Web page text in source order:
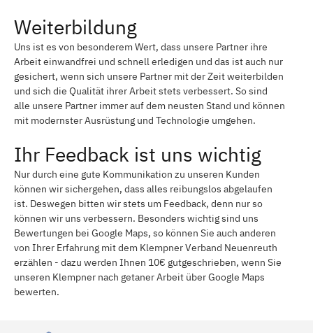
Weiterbildung
Uns ist es von besonderem Wert, dass unsere Partner ihre
Arbeit einwandfrei und schnell erledigen und das ist auch nur
gesichert, wenn sich unsere Partner mit der Zeit weiterbilden
und sich die Qualität ihrer Arbeit stets verbessert. So sind
alle unsere Partner immer auf dem neusten Stand und können
mit modernster Ausrüstung und Technologie umgehen.
Ihr Feedback ist uns wichtig
Nur durch eine gute Kommunikation zu unseren Kunden
können wir sichergehen, dass alles reibungslos abgelaufen
ist. Deswegen bitten wir stets um Feedback, denn nur so
können wir uns verbessern. Besonders wichtig sind uns
Bewertungen bei Google Maps, so können Sie auch anderen
von Ihrer Erfahrung mit dem Klempner Verband Neuenreuth
erzählen - dazu werden Ihnen 10€ gutgeschrieben, wenn Sie
unseren Klempner nach getaner Arbeit über Google Maps
bewerten.